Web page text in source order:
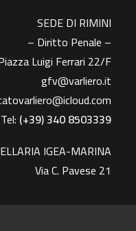
SEDE DI RIMINI
– Diritto Penale –
Luigi Ferrari 22/F
gfv@varliero.it
Tel: (+39) 340 8503339
IGEA-MARINA
Via C. Pavese 21